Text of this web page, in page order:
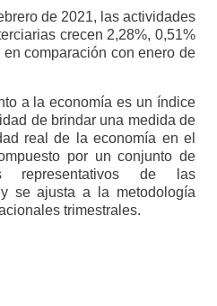
de 2021, las actividades
crecen 2,28%, 0,51%
comparación con enero de
a la economía es un índice
de brindar una medida de
real de la economía en el
por un conjunto de
representativos de las
se ajusta a la metodología
trimestrales.